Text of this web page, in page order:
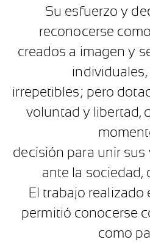
Su esfuerzo y
reconocerse
creados a imagen y
irrepetibles; pero
voluntad y libertad,
decisión para unir sus
ante la sociedad,
El trabajo realizado
permitió conocerse
como